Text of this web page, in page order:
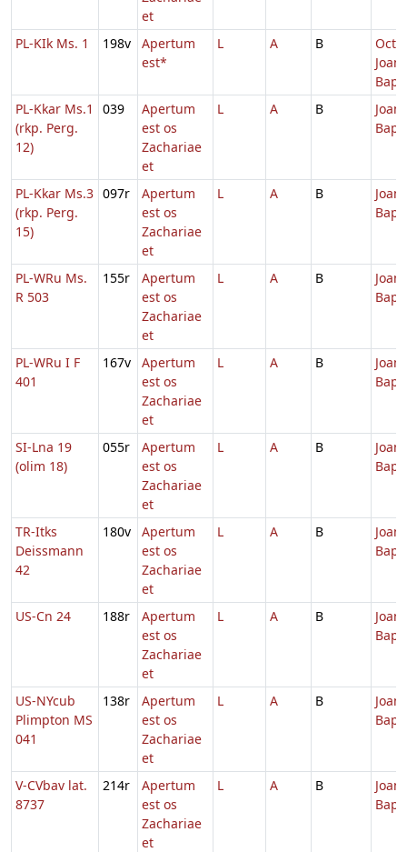
et
PL-KIk Ms. 1 198v
Apertum
est*
L A B
Bapt.
PL-Kkar Ms.1
(rkp. Perg.
12)
039
Apertum
est os
Zachariae
et
L A B
PL-Kkar Ms.3
(rkp. Perg.
15)
097r
Apertum
est os
Zachariae
et
L A B
PL-WRu Ms.
R 503
155r
Apertum
est os
Zachariae
et
L A B
PL-WRu I F
401
167v
Apertum
est os
Zachariae
et
L A B
SI-Lna 19
(olim 18)
055r
Apertum
est os
Zachariae
et
L A B
TR-Itks
Deissmann
42
180v
Apertum
est os
Zachariae
et
L A B
US-Cn 24 188r
Apertum
est os
Zachariae
et
L A B
US-NYcub
Plimpton MS
041
138r
Apertum
est os
Zachariae
et
L A B
V-CVbav lat.
8737
214r
Apertum
est os
Zachariae
et
L A B